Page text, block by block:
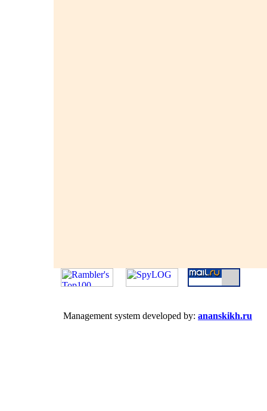
Management system developed by: ananskikh.ru